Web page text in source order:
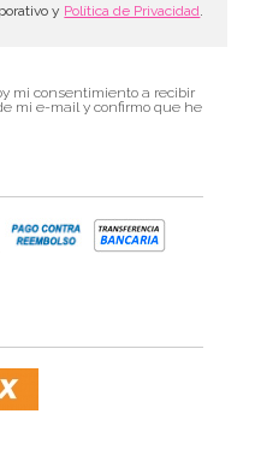
y Política de Privacidad.
mi consentimiento a recibir
mi e-mail y confirmo que he